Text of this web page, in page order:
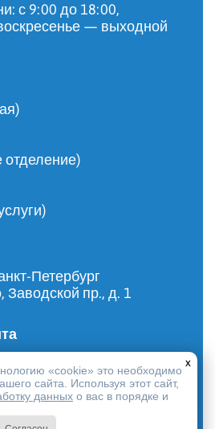
с 9:00 до 18:00,
— выходной
отделение)
Петербург
Заводской пр., д. 1
«cookie» это необходимо
сайта. Используя этот сайт,
данных о вас в порядке и
x